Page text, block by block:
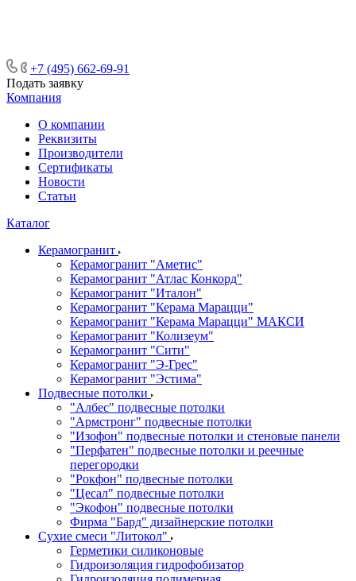
+7 (495) 662-69-91
Подать заявку
Компания
О компании
Реквизиты
Производители
Сертификаты
Новости
Статьи
Каталог
Керамогранит
Керамогранит "Аметис"
Керамогранит "Атлас Конкорд"
Керамогранит "Италон"
Керамогранит "Керама Марацци"
Керамогранит "Керама Марацци" МАКСИ
Керамогранит "Колизеум"
Керамогранит "Сити"
Керамогранит "Э-Грес"
Керамогранит "Эстима"
Подвесные потолки
"Албес" подвесные потолки
"Армстронг" подвесные потолки
"Изофон" подвесные потолки и стеновые панели
"Перфатен" подвесные потолки и реечные
перегородки
"Рокфон" подвесные потолки
"Цесал" подвесные потолки
"Экофон" подвесные потолки
Фирма "Бард" дизайнерские потолки
Сухие смеси "Литокол"
Герметики силиконовые
Гидроизоляция гидрофобизатор